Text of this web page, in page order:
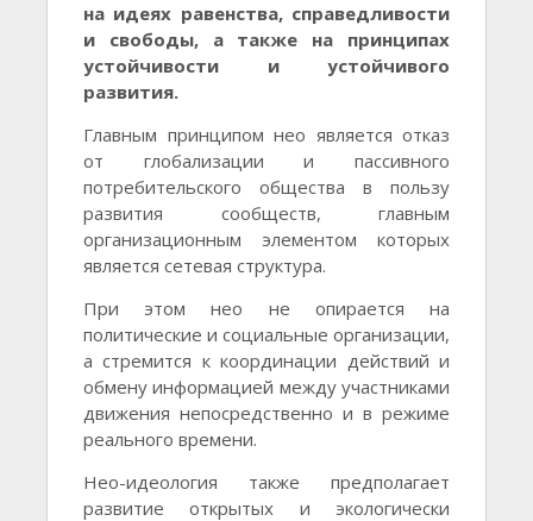
на идеях равенства, справедливости
и свободы, а также на принципах
устойчивости и устойчивого
развития.
Главным принципом нео является отказ
от глобализации и пассивного
потребительского общества в пользу
развития сообществ, главным
организационным элементом которых
является сетевая структура.
При этом нео не опирается на
политические и социальные организации,
а стремится к координации действий и
обмену информацией между участниками
движения непосредственно и в режиме
реального времени.
Нео-идеология также предполагает
развитие открытых и экологически